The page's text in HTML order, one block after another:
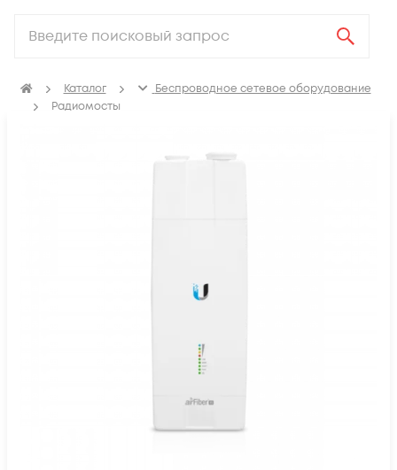
Каталог
Беспроводное сетевое оборудование
Радиомосты